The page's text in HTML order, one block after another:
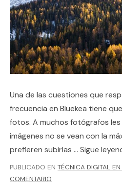
Una de las cuestiones que
frecuencia en Bluekea tiene
fotos. A muchos fotógrafos
imágenes no se vean con la
prefieren subirlas … Sigue
PUBLICADO EN TÉCNICA DIGITAL
COMENTARIO